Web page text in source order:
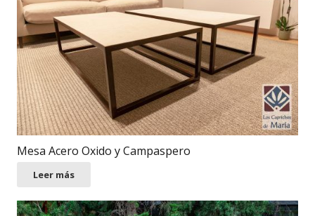
Mesa Acero Oxido y Campaspero
Leer más